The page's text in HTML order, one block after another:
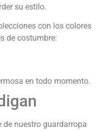
su estilo.
con los colores
de costumbre:
en todo momento.
nuestro guardarropa